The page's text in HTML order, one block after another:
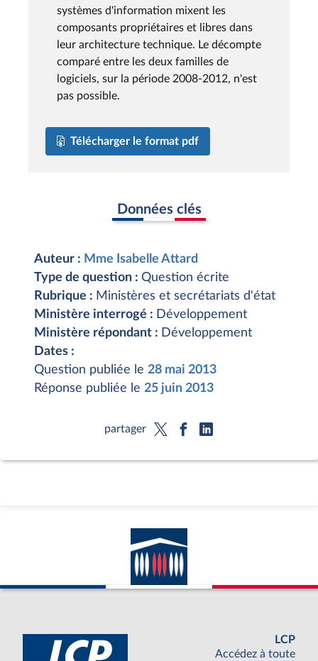
systèmes d'information mixent les
composants propriétaires et libres dans
leur architecture technique. Le décompte
comparé entre les deux familles de
logiciels, sur la période 2008-2012, n'est
pas possible.
Télécharger le format pdf
Données clés
Auteur : Mme Isabelle Attard
Type de question : Question écrite
Rubrique : Ministères et secrétariats d'état
Ministère interrogé : Développement
Ministère répondant : Développement
Dates :
Question publiée le 28 mai 2013
Réponse publiée le 25 juin 2013
partager
LCP
Accédez à toute